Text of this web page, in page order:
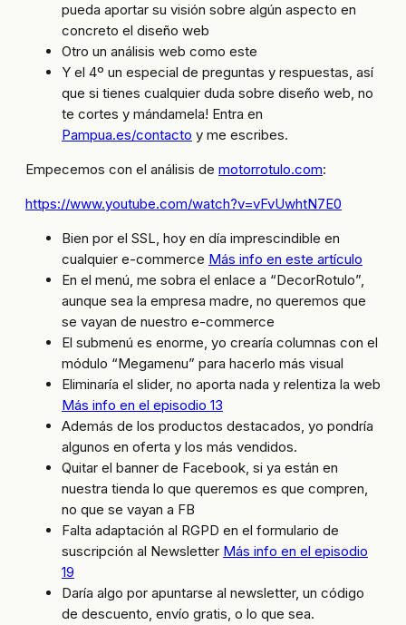
pueda aportar su visión sobre algún aspecto en
concreto el diseño web
Otro un análisis web como este
Y el 4º un especial de preguntas y respuestas, así
que si tienes cualquier duda sobre diseño web, no
te cortes y mándamela! Entra en
Pampua.es/contacto y me escribes.
Empecemos con el análisis de motorrotulo.com:
https://www.youtube.com/watch?v=vFvUwhtN7E0
Bien por el SSL, hoy en día imprescindible en
cualquier e-commerce Más info en este artículo
En el menú, me sobra el enlace a “DecorRotulo”,
aunque sea la empresa madre, no queremos que
se vayan de nuestro e-commerce
El submenú es enorme, yo crearía columnas con el
módulo “Megamenu” para hacerlo más visual
Eliminaría el slider, no aporta nada y relentiza la web
Más info en el episodio 13
Además de los productos destacados, yo pondría
algunos en oferta y los más vendidos.
Quitar el banner de Facebook, si ya están en
nuestra tienda lo que queremos es que compren,
no que se vayan a FB
Falta adaptación al RGPD en el formulario de
suscripción al Newsletter Más info en el episodio
19
Daría algo por apuntarse al newsletter, un código
de descuento, envío gratis, o lo que sea.